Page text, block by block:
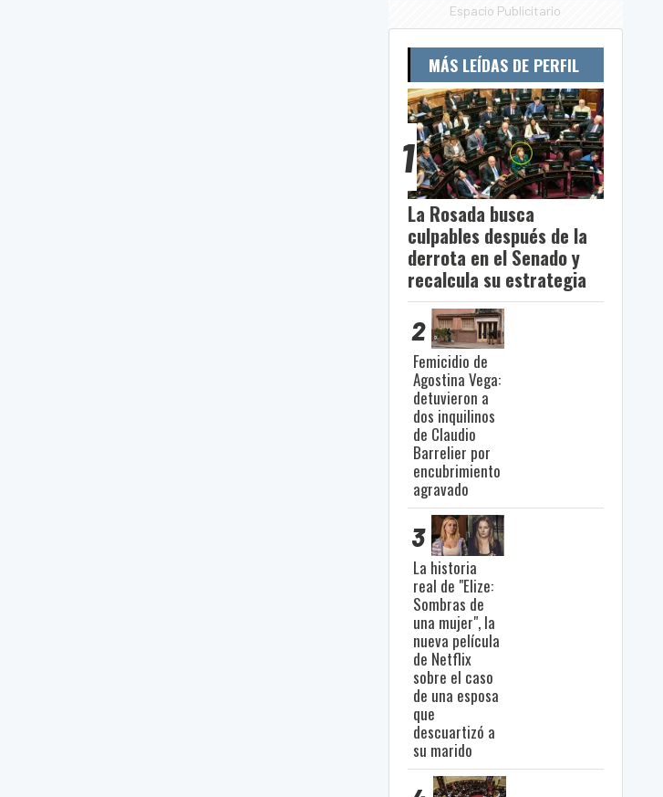
Espacio Publicitario
MÁS LEÍDAS DE PERFIL
1
La Rosada busca
culpables después de la
derrota en el Senado y
recalcula su estrategia
2
Femicidio de
Agostina Vega:
detuvieron a
dos inquilinos
de Claudio
Barrelier por
encubrimiento
agravado
3
La historia
real de "Elize:
Sombras de
una mujer", la
nueva película
de Netflix
sobre el caso
de una esposa
que
descuartizó a
su marido